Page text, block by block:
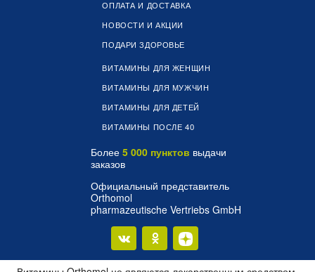
ОПЛАТА И ДОСТАВКА
НОВОСТИ И АКЦИИ
ПОДАРИ ЗДОРОВЬЕ
ВИТАМИНЫ ДЛЯ ЖЕНЩИН
ВИТАМИНЫ ДЛЯ МУЖЧИН
ВИТАМИНЫ ДЛЯ ДЕТЕЙ
ВИТАМИНЫ ПОСЛЕ 40
Более 5 000 пунктов выдачи
заказов
Официальный представитель
Orthomol
pharmazeutische Vertriebs GmbH